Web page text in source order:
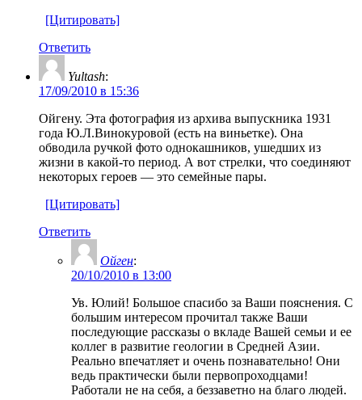
[Цитировать]
Ответить
Yultash:
17/09/2010 в 15:36
Ойгену. Эта фотография из архива выпускника 1931
года Ю.Л.Винокуровой (есть на виньетке). Она
обводила ручкой фото однокашников, ушедших из
жизни в какой-то период. А вот стрелки, что соединяют
некоторых героев — это семейные пары.
[Цитировать]
Ответить
Ойген:
20/10/2010 в 13:00
Ув. Юлий! Большое спасибо за Ваши пояснения. С
большим интересом прочитал также Ваши
последующие рассказы о вкладе Вашей семьи и ее
коллег в развитие геологии в Средней Азии.
Реально впечатляет и очень познавательно! Они
ведь практически были первопроходцами!
Работали не на себя, а беззаветно на благо людей.